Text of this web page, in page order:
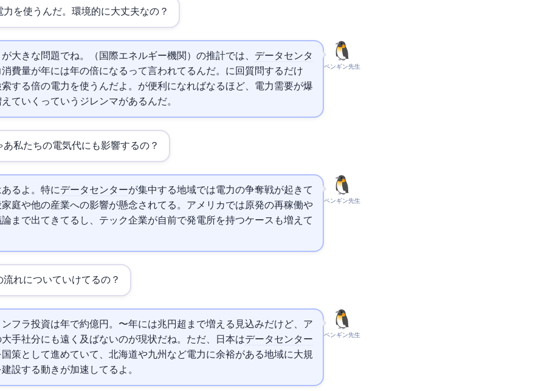
を使うんだ…。環境的に大丈夫なの？
ペンギン先生
大きな問題でね。IEA（国際エネルギー機関）の推計では、 データセンタ
費量が2026年には2022年の2.2倍になるって言われてるんだ。 に1回質問するだけ
する10倍の電力を使うんだよ。AIが便利になればなるほど、電力需要が爆
ていくっていうジレンマがあるんだ。
あ私たちの電気代にも影響するの？
ペンギン先生
るよ。特にデータセンターが集中する地域では電力の争奪戦が起きて
庭や他の産業への影響が懸念されてる。アメリカでは原発の再稼働や
まで出てきてるし、テック企業が自前で発電所を持つケースも増えて
流れについていけてるの？
ペンギン先生
フラ投資は2026年で約8000億円。2028〜2029年には1.2兆円超まで増える見込みだけど、ア
手1社分にも遠く及ばないのが現状だね。ただ、日本はデータセンター
策として進めていて、北海道や九州など電力に余裕がある地域に大規
設する動きが加速してるよ。